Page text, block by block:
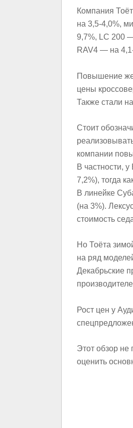
Компания
на 3,5-4,0%,
9,7%, LC 200
RAV4 — на
Повышение же
цены
Также стали
Стоит
компании
В частности,
7,2%), тогда
В линейке
(на 3%).
стоимость
Но Тоёта
на ряд
Декабрьские
Рост цен у
Этот обзор не
оценить